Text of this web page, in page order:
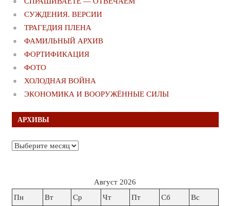
СУЖДЕНИЯ. ВЕРСИИ
ТРАГЕДИЯ ПЛЕНА
ФАМИЛЬНЫЙ АРХИВ
ФОРТИФИКАЦИЯ
ФОТО
ХОЛОДНАЯ ВОЙНА
ЭКОНОМИКА И ВООРУЖЁННЫЕ СИЛЫ
АРХИВЫ
Архивы
Август 2026
Пн
Вт Ср Чт Пт Сб Вс